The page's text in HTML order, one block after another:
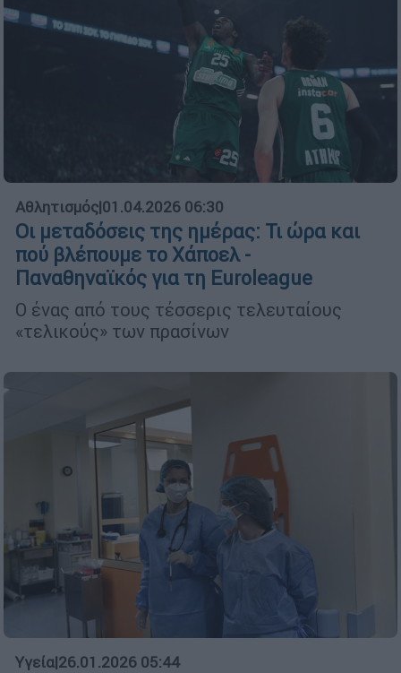
Αθλητισμός|01.04.2026 06:30
Οι μεταδόσεις της ημέρας: Τι ώρα και
πού βλέπουμε το Χάποελ -
Παναθηναϊκός για τη Euroleague
Ο ένας από τους τέσσερις τελευταίους
«τελικούς» των πρασίνων
Υγεία|26.01.2026 05:44